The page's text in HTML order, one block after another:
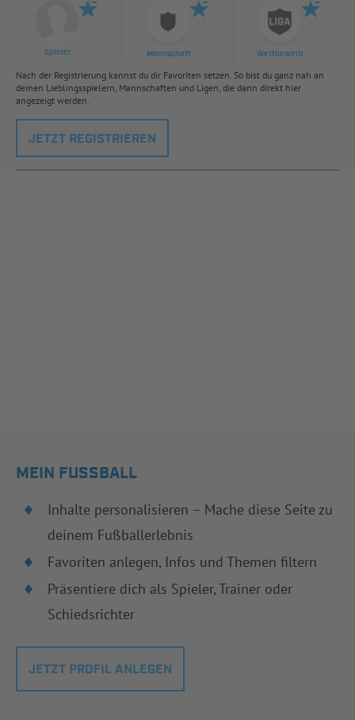
Spieler Mannschaft Wettbewerb
Nach der Registrierung kannst du dir Favoriten setzen. So bist du ganz nah an
deinen Lieblingsspielern, Mannschaften und Ligen, die dann direkt hier
angezeigt werden.
JETZT REGISTRIEREN
MEIN FUSSBALL
Inhalte personalisieren – Mache diese Seite zu
deinem Fußballerlebnis
Favoriten anlegen, Infos und Themen filtern
Präsentiere dich als Spieler, Trainer oder
Schiedsrichter
JETZT PROFIL ANLEGEN